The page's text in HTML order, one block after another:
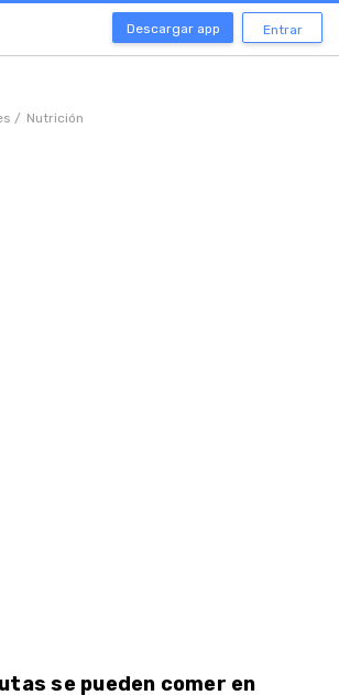
Descargar app Entrar
/ Nutrición
se pueden comer en